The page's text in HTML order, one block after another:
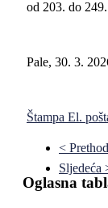
od 203. do
Pale,
Štampa El.
<
Sljedeća
Oglasna